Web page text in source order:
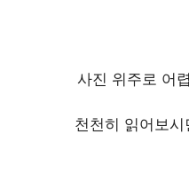
사진 위주로 어
천천히 읽어보